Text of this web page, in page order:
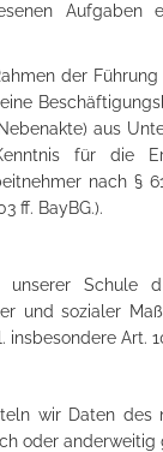
der
aus
für die
nach §
ff. BayBG.).
unserer Schule
und sozialer
Art.
wir Daten des
oder anderweitig